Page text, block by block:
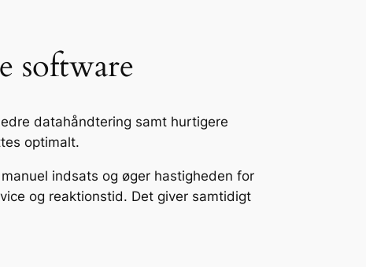
software
datahåndtering samt hurtigere
optimalt.
indsats og øger hastigheden for
og reaktionstid. Det giver samtidigt